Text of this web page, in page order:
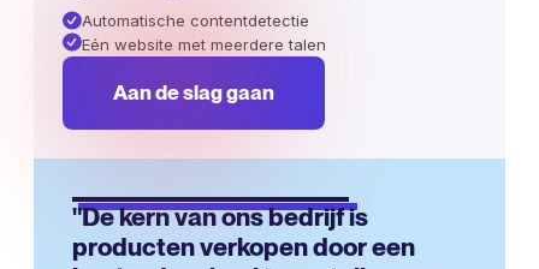
Automatische contentdetectie
Eén website met meerdere talen
Aan de slag gaan
"De kern van ons bedrijf is
producten verkopen door een